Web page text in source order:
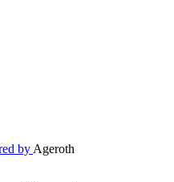
by Ageroth